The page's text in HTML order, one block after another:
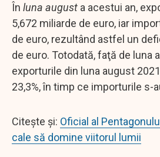
În luna august a acestui an,
5,672 miliarde de euro, iar
de euro, rezultând astfel un
de euro. Totodată, faţă de luna
exporturile din luna august
23,3%, în timp ce importurile s-
Citește și: Oficial al
cale să domine viitorul lumii